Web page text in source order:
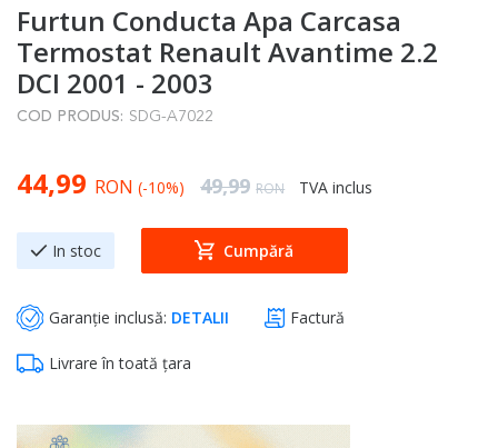
to
the
beginning
of
the
gallery
Furtun Conducta Apa Carcasa
Termostat Renault Avantime 2.2
DCI 2001 - 2003
COD PRODUS: SDG-A7022
Special Price
44,99 RON (-10%) Regular Price
49,99 RON TVA inclus
In stoc Cumpără
Garanție inclusă: DETALII Factură
Livrare în toată țara